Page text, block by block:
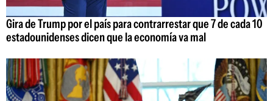
Gira de Trump por el país para contrarrestar que 7 de cada 10
estadounidenses dicen que la economía va mal